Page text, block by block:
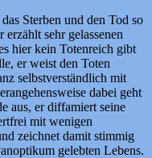
Sterben und den Tod so
erzählt sehr gelassenen
hier kein Totenreich gibt
er weist den Toten
selbstverständlich mit
dabei geht
aus, er diffamiert seine
mit wenigen
zeichnet damit stimmig
gelebten Lebens.